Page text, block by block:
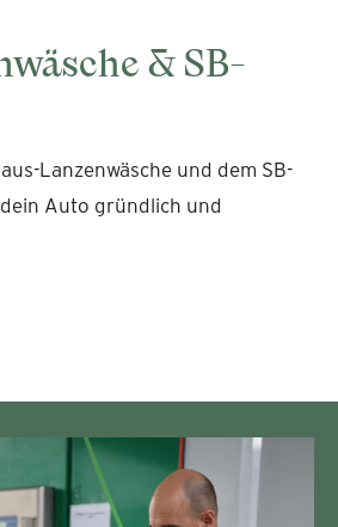
& SB-
Lanzenwäsche und dem SB-
Auto gründlich und